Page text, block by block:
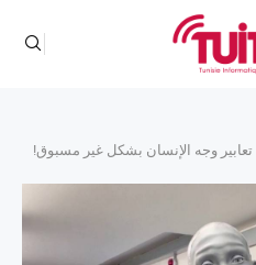
وجه الإنسان بشكل غير مسبوق!